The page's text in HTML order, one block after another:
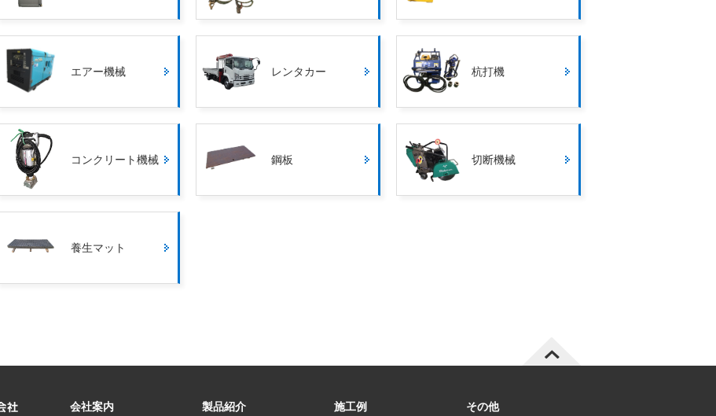
エアー機械 レンタカー 杭打機
コンクリート機械 鋼板 切断機械
養生マット
会社案内 製品紹介 施工例 その他